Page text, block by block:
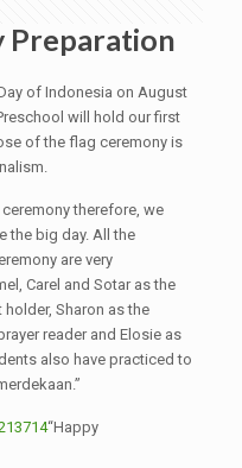
Preparation
of Indonesia on August
will hold our first
of the flag ceremony is
therefore, we
the big day. All the
are very
Carel and Sotar as the
holder, Sharon as the
reader and Elosie as
also have practiced to
“Happy